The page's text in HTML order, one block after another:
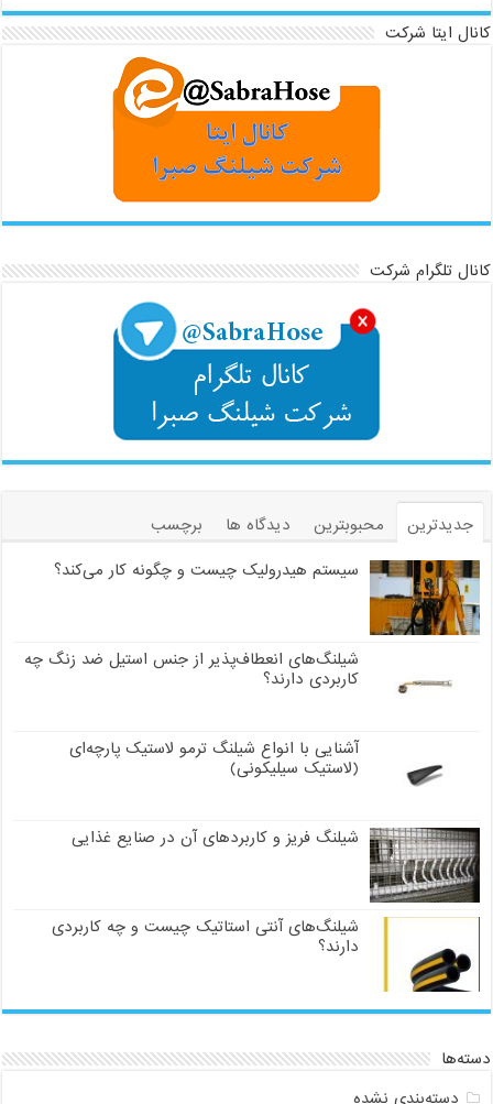
کانال ایتا شرکت
کانال تلگرام شرکت
جدیدترین محبوبترین دیدگاه ها
برچسب
سیستم هیدرولیک چیست و چگونه کار می‌کند؟
شیلنگ‌های انعطاف‌پذیر از جنس استیل ضد زنگ چه
کاربردی دارند؟
آشنایی با انواع شیلنگ ترمو لاستیک پارچه‌ای
(لاستیک سیلیکونی)
شیلنگ فریز و کاربردهای آن در صنایع غذایی
شیلنگ‌های آنتی استاتیک چیست و چه کاربردی
دارند؟
دسته‌ها
دسته‌بندی نشده